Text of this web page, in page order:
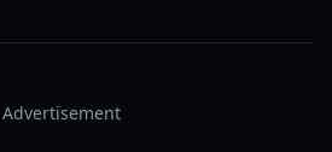
Advertisement